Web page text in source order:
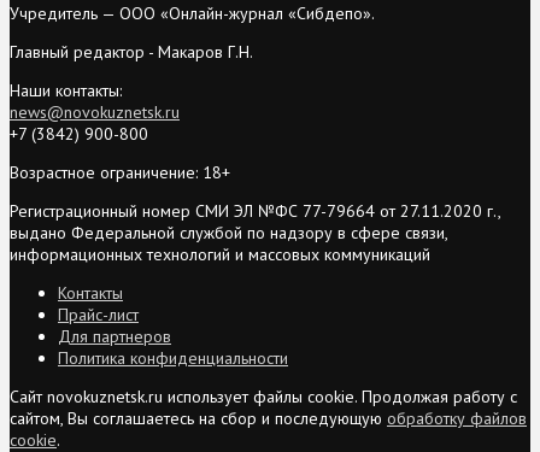
Учредитель — ООО «Онлайн-журнал «Сибдепо».
Главный редактор - Макаров Г.Н.
Наши контакты:
news@novokuznetsk.ru
+7 (3842) 900-800
Возрастное ограничение: 18+
Регистрационный номер СМИ ЭЛ №ФС 77-79664 от 27.11.2020 г.,
выдано Федеральной службой по надзору в сфере связи,
информационных технологий и массовых коммуникаций
Контакты
Прайс-лист
Для партнеров
Политика конфиденциальности
Сайт novokuznetsk.ru использует файлы cookie. Продолжая работу с
сайтом, Вы соглашаетесь на сбор и последующую обработку файлов
cookie.